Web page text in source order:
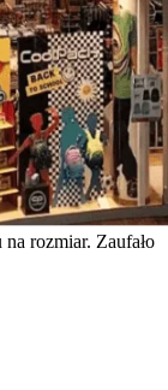
rozmiar. Zaufało